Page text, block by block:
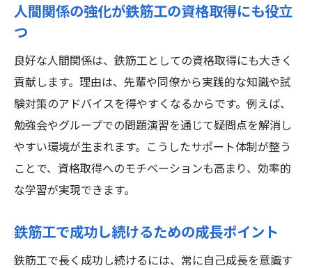
人間関係の強化が鉄筋工の資格取得にも役立
つ
良好な人間関係は、鉄筋工としての資格取得にも大きく
貢献します。理由は、先輩や同僚から実践的な知識や試
験対策のアドバイスを得やすくなるからです。例えば、
勉強会やグループでの問題演習を通じて疑問点を解消し
やすい環境が生まれます。こうしたサポート体制が整う
ことで、資格取得へのモチベーションも高まり、効率的
な学習が実現できます。
鉄筋工で成功し続けるための成長ポイント
鉄筋工で長く成功し続けるには、常に自己成長を意識す